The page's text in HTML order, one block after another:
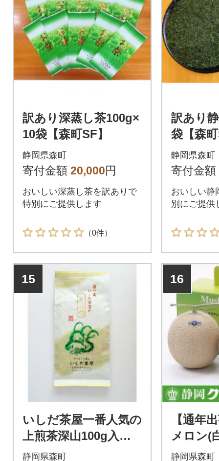
訳あり深蒸し茶100g×
10袋【森町SF】
静岡県森町
寄付金額 20,000円
おいしい深蒸し茶を訳ありで
特別にご提供します
（0件）
訳あり
袋【森
静岡県森町
寄付金額
おいしい静
別にご提供
15
いしだ茶屋一番人気の
上煎茶深山100g入り×
5袋【森町SF】
静岡県森町
16
【通年
メロン
ギフト
静岡県森町